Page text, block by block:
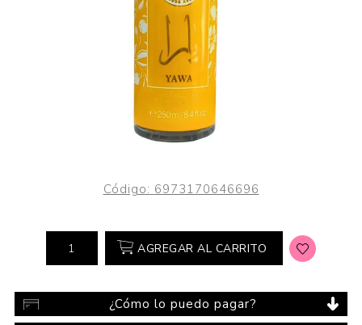
Código: 6973170646696
AGREGAR AL CARRITO
¿Cómo lo puedo pagar?